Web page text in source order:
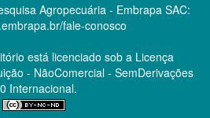
Agropecuária - Embrapa SAC:
fale-conosco
está licenciado sob a Licença
- NãoComercial - SemDerivações
Internacional.